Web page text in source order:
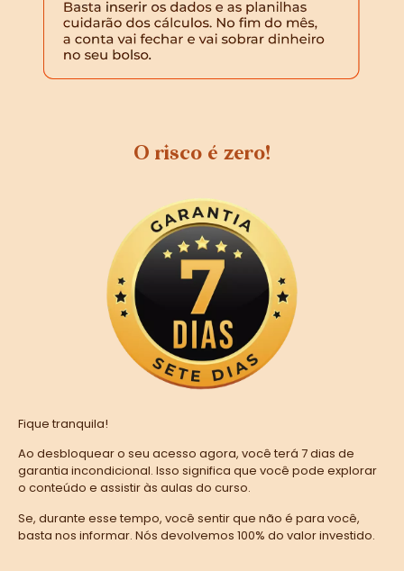
O risco é zero!
Fique tranquila!
Ao desbloquear o seu acesso agora, você terá 7 dias de
garantia incondicional. Isso significa que você pode explorar
o conteúdo e assistir às aulas do curso.
Se, durante esse tempo, você sentir que não é para você,
basta nos informar. Nós devolvemos 100% do valor investido.